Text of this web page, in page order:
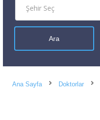
Ana Sayfa Doktorlar